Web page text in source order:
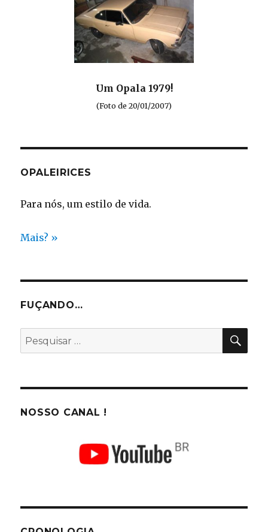
Um Opala 1979!
(Foto de 20/01/2007)
OPALEIRICES
Para nós, um estilo de vida.
Mais? »
FUÇANDO…
Pesquisar
por:
NOSSO CANAL !